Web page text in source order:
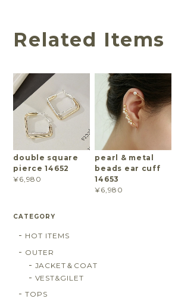
Related Items
double square
pierce 14652
¥6,980
pearl & metal
beads ear cuff
14653
¥6,980
CATEGORY
HOT ITEMS
OUTER
JACKET＆COAT
VEST&GILET
TOPS